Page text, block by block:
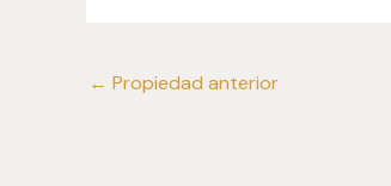
← Propiedad anterior